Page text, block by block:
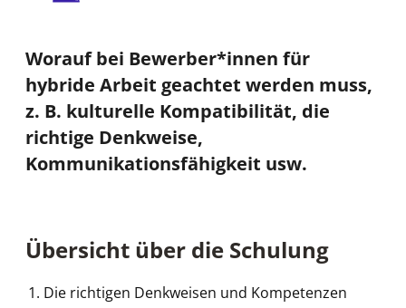
Worauf bei Bewerber*innen für
hybride Arbeit geachtet werden muss,
z. B. kulturelle Kompatibilität, die
richtige Denkweise,
Kommunikationsfähigkeit usw.
Übersicht über die Schulung
Die richtigen Denkweisen und Kompetenzen